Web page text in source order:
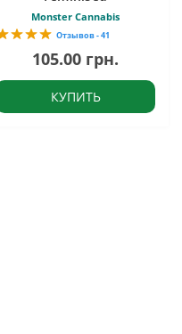
Monster Cannabis
Отзывов - 41
105.00 грн.
КУПИТЬ